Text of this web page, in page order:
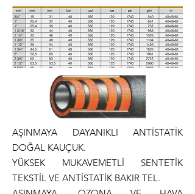
AŞINMAYA DAYANIKLI ANTİSTATİK
DOĞAL KAUÇUK.
YÜKSEK MUKAVEMETLİ SENTETİK
TEKSTİL VE ANTİSTATİK BAKIR TEL.